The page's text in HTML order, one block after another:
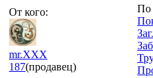
От кого:
mr.XXX
187(продавец)
По